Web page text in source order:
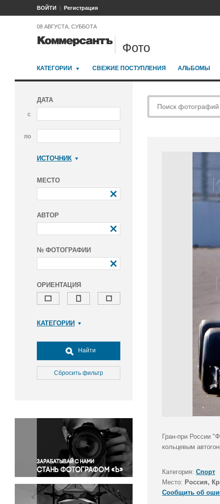
ВОЙТИ Регистрация
08 АВГУСТА, СУББОТА
Фото
КАТЕГОРИИ СВЕЖИЕ ПОСТУПЛЕНИЯ АЛЬБОМЫ
ДАТА
с
по
ИСТОЧНИК
МЕСТО
АВТОР
№ ФОТОГРАФИИ
ОРИЕНТАЦИЯ
КАТЕГОРИИ
Досуг, туризм и отдых
Культура
Медицина
Окружающая среда
Политика
Правосудие
Происшествия и конфликты
Религия
Светская жизнь
Спорт
Найти
Сбросить фильтр
Гран-при России
кольцевым
Категория: Спорт
Место: Россия,
Сообщить об